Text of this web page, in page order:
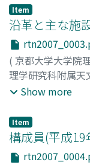
柴田, 一成
Item
沿革と主な施
( 京都大学大学院
理学研究科附属天
年),2008,pp.3-3
Show more
Item
構成員(平成19